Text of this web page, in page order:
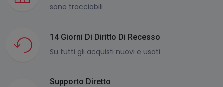
sono tracciabili
14 Giorni Di Diritto Di Recesso
Su tutti gli acquisti nuovi e usati
Supporto Diretto